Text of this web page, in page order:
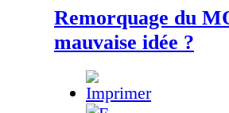
Remorquage du
mauvaise idée ?